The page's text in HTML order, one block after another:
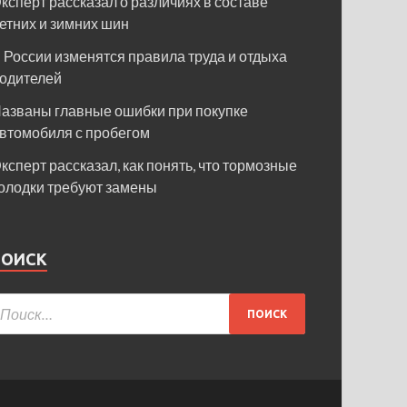
и зимних шин
России изменятся правила труда и отдыха
главные ошибки при покупке
с пробегом
рассказал, как понять, что тормозные
требуют замены